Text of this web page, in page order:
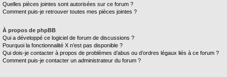
Quelles pièces jointes sont autorisées sur ce forum ?
Comment puis-je retrouver toutes mes pièces jointes ?
À propos de phpBB
Qui a développé ce logiciel de forum de discussions ?
Pourquoi la fonctionnalité X n’est pas disponible ?
Qui dois-je contacter à propos de problèmes d’abus ou d’ordres légaux liés à ce forum ?
Comment puis-je contacter un administrateur du forum ?